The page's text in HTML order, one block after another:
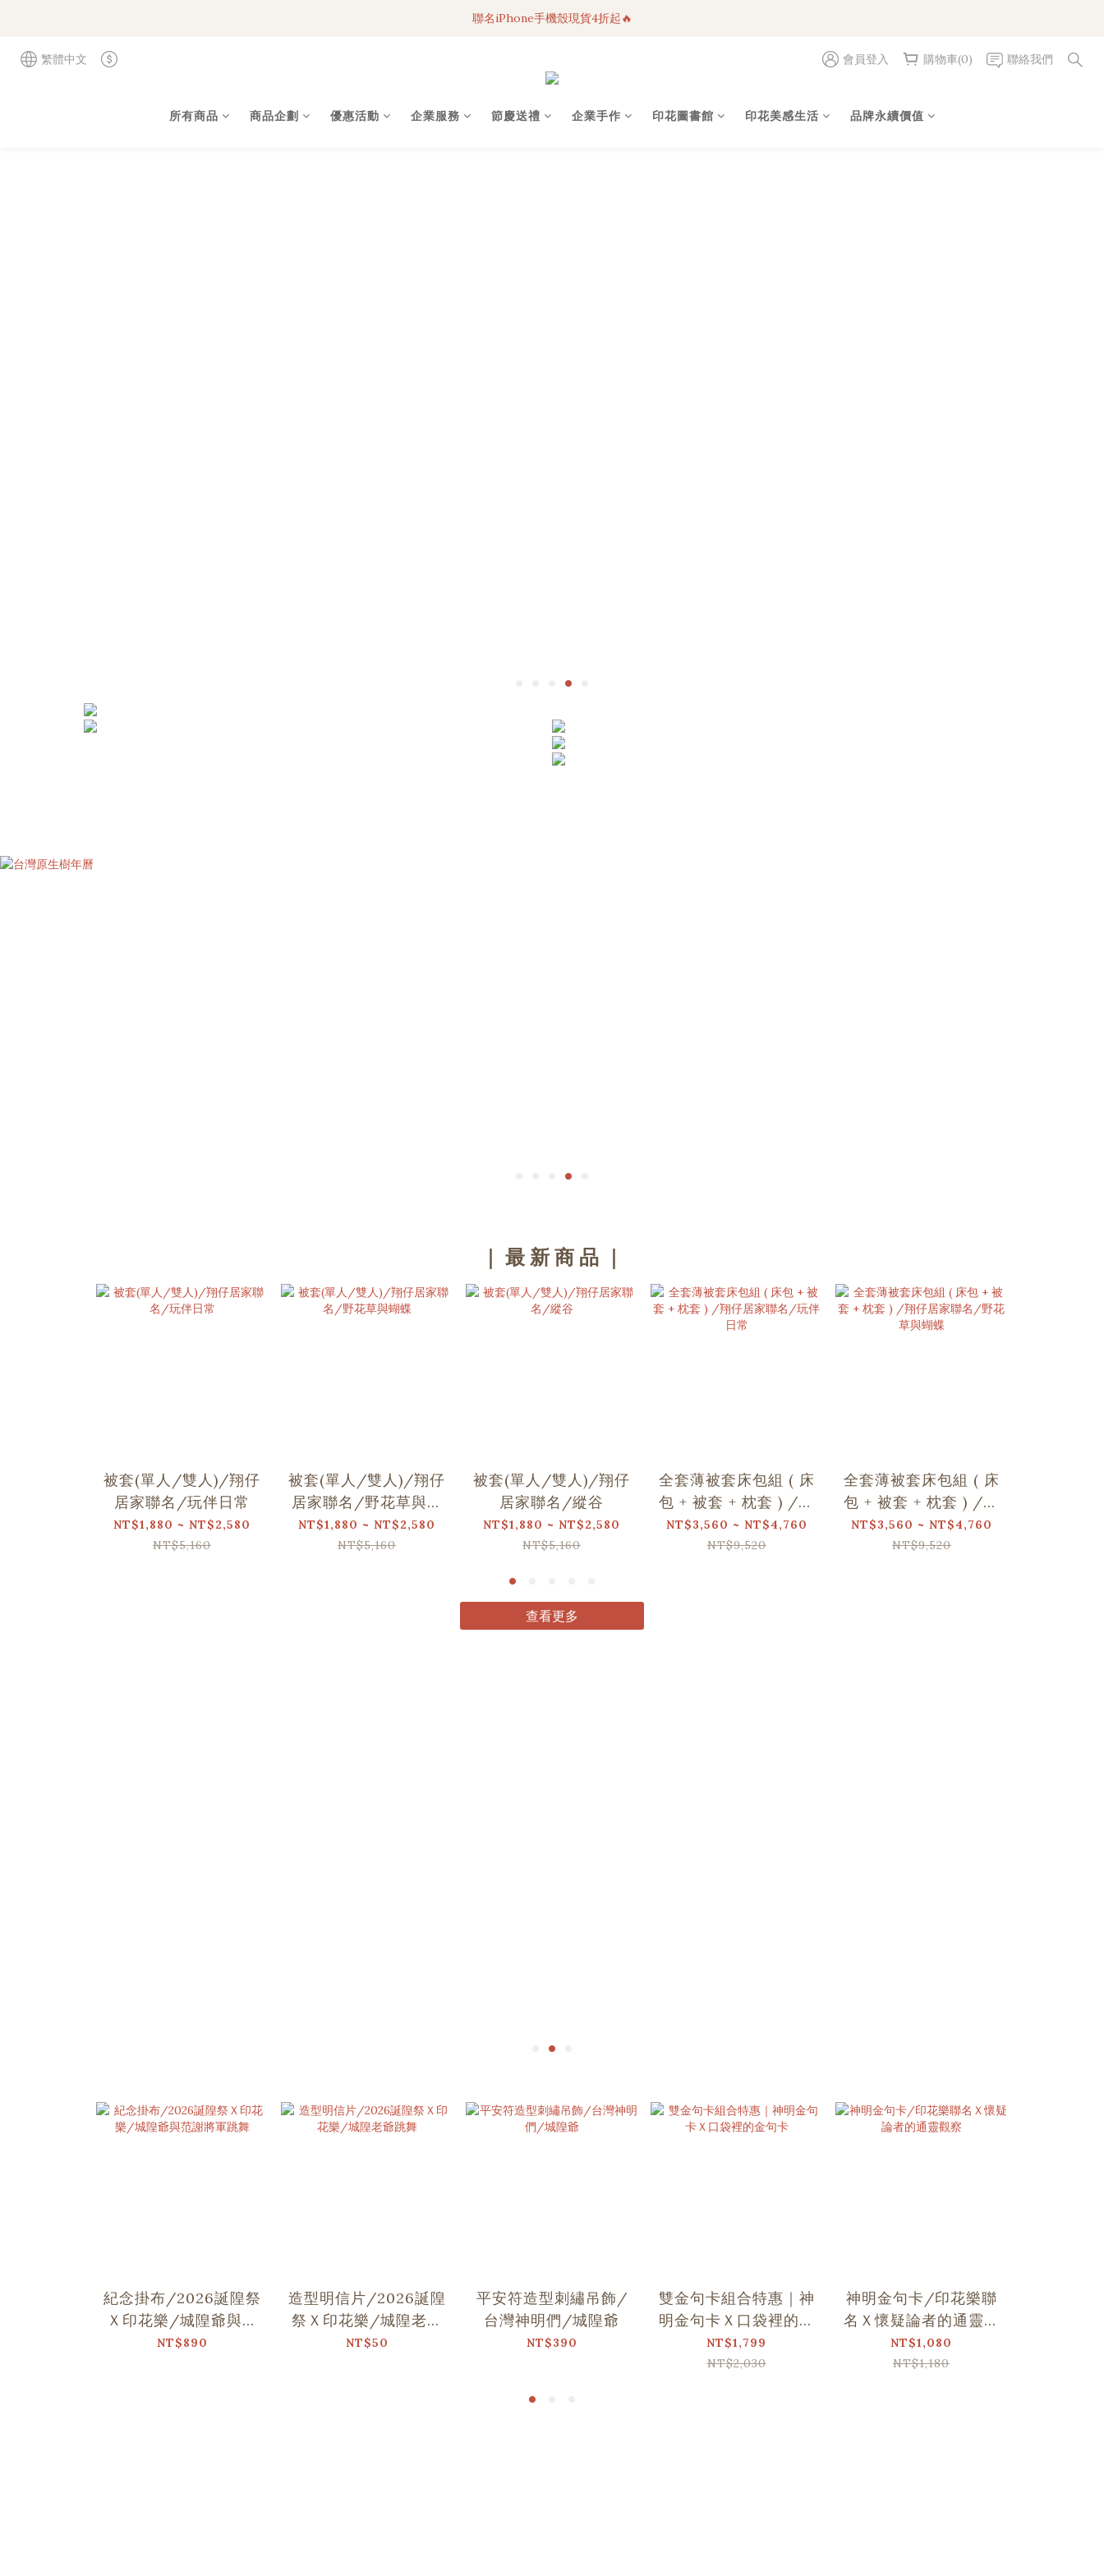
3C科技好物｜任選2件95折！
聯名iPhone手機殼現貨4折起🔥
繁體中文 會員登入 購物車(0) 聯絡我們
所有商品 商品企劃 優惠活動 企業服務 節慶送禮 企業手作 印花圖書館 印花美感生活 品牌永續價值
｜ 最 新 商 品 ｜
被套(單人/雙人)/翔仔
居家聯名/玩伴日常
NT$1,880 ~ NT$2,580
NT$5,160
被套(單人/雙人)/翔仔
居家聯名/野花草與蝴
蝶
NT$1,880 ~ NT$2,580
NT$5,160
被套(單人/雙人)/翔仔
居家聯名/縱谷
NT$1,880 ~ NT$2,580
NT$5,160
全套薄被套床包組 ( 床
包 + 被套 + 枕套 ) /翔
仔居家聯名/玩伴日常
NT$3,560 ~ NT$4,760
NT$9,520
全套薄被套床包組 ( 床
包 + 被套 + 枕套 ) /翔
仔居家聯名/野花草與
蝴蝶
NT$3,560 ~ NT$4,760
NT$9,520
查看更多
紀念掛布/2026誕隍祭
Ｘ印花樂/城隍爺與范
謝將軍跳舞
NT$890
造型明信片/2026誕隍
祭Ｘ印花樂/城隍老爺
跳舞
NT$50
平安符造型刺繡吊飾/
台灣神明們/城隍爺
NT$390
雙金句卡組合特惠｜神
明金句卡Ｘ口袋裡的金
句卡
NT$1,799
NT$2,030
神明金句卡/印花樂聯
名Ｘ懷疑論者的通靈觀
察
NT$1,080
NT$1,180